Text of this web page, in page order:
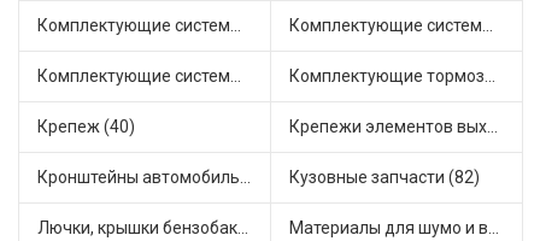
Комплектующие системы выпуска отработавших газов (10) Комплектующие системы отопления (25)
Комплектующие системы питания (12) Комплектующие тормозной системы (22)
Крепеж (40) Крепежи элементов выхлопной системы (5)
Кронштейны автомобильные (4) Кузовные запчасти (82)
Лючки, крышки бензобака (6) Материалы для шумо и виброизоляции (1)